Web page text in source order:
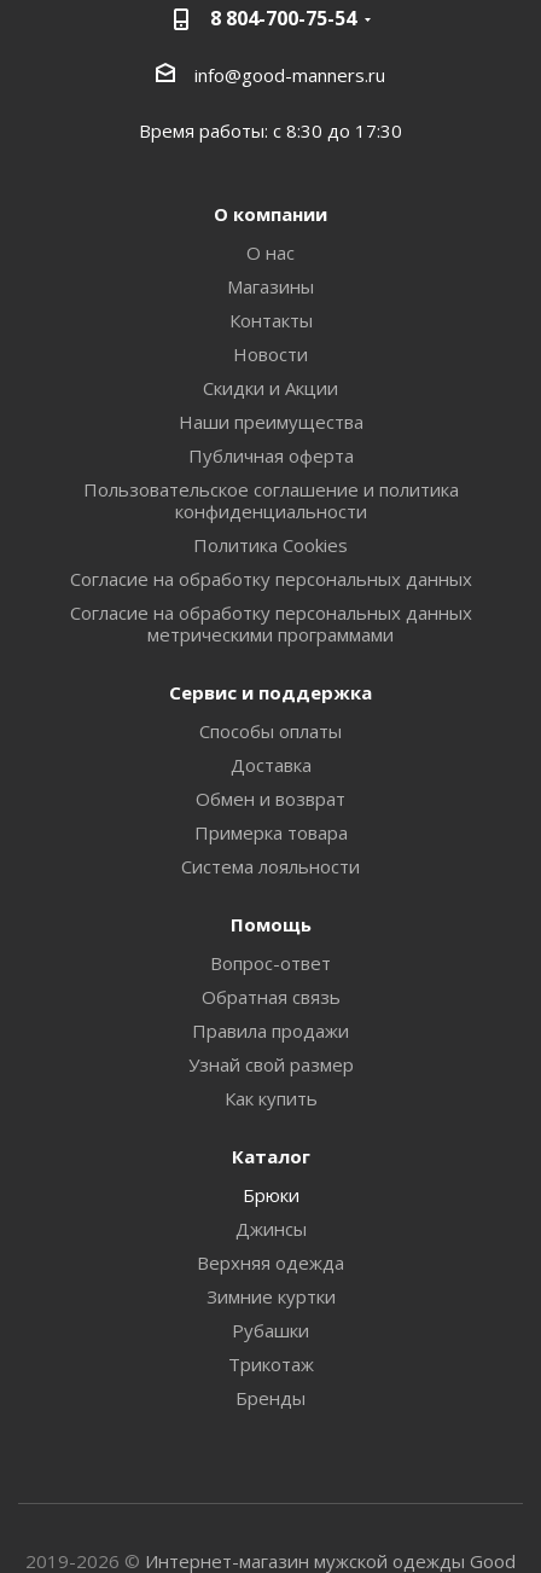
8 804-700-75-54
info@good-manners.ru
Время работы: с 8:30 до 17:30
О компании
О нас
Магазины
Контакты
Новости
Скидки и Акции
Наши преимущества
Публичная оферта
Пользовательское соглашение и политика
конфиденциальности
Политика Cookies
Согласие на обработку персональных данных
Согласие на обработку персональных данных
метрическими программами
Сервис и поддержка
Способы оплаты
Доставка
Обмен и возврат
Примерка товара
Система лояльности
Помощь
Вопрос-ответ
Обратная связь
Правила продажи
Узнай свой размер
Как купить
Каталог
Брюки
Джинсы
Верхняя одежда
Зимние куртки
Рубашки
Трикотаж
Бренды
2019-2026 © Интернет-магазин мужской одежды Good